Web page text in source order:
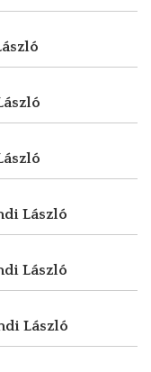
László
László
László